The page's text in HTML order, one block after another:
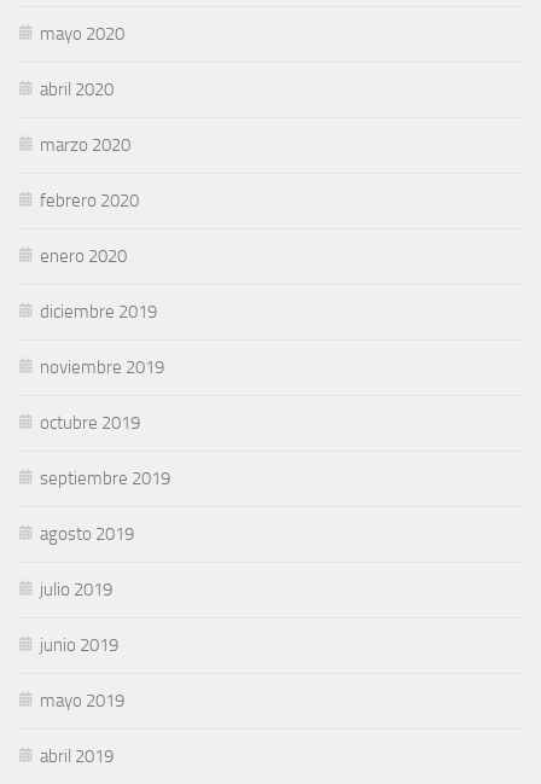
mayo 2020
abril 2020
marzo 2020
febrero 2020
enero 2020
diciembre 2019
noviembre 2019
octubre 2019
septiembre 2019
agosto 2019
julio 2019
junio 2019
mayo 2019
abril 2019